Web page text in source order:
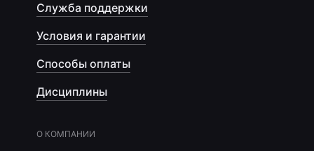
Служба поддержки
Условия и гарантии
Способы оплаты
Дисциплины
О КОМПАНИИ